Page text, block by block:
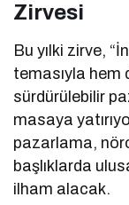
Zirvesi
Bu yılki zirve,
temasıyla hem
sürdürülebilir
masaya
pazarlama,
başlıklarda
ilham alacak.